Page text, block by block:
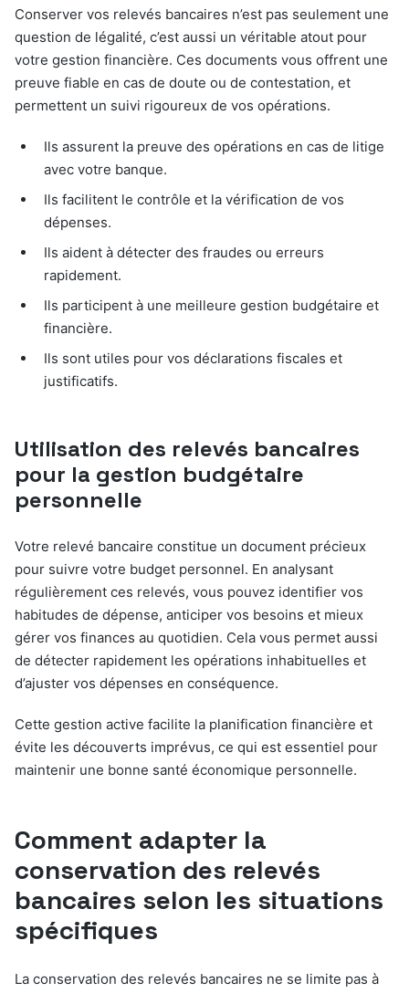
Conserver vos relevés bancaires n’est pas seulement une
question de légalité, c’est aussi un véritable atout pour
votre gestion financière. Ces documents vous offrent une
preuve fiable en cas de doute ou de contestation, et
permettent un suivi rigoureux de vos opérations.
Ils assurent la preuve des opérations en cas de litige
avec votre banque.
Ils facilitent le contrôle et la vérification de vos
dépenses.
Ils aident à détecter des fraudes ou erreurs
rapidement.
Ils participent à une meilleure gestion budgétaire et
financière.
Ils sont utiles pour vos déclarations fiscales et
justificatifs.
Utilisation des relevés bancaires
pour la gestion budgétaire
personnelle
Votre relevé bancaire constitue un document précieux
pour suivre votre budget personnel. En analysant
régulièrement ces relevés, vous pouvez identifier vos
habitudes de dépense, anticiper vos besoins et mieux
gérer vos finances au quotidien. Cela vous permet aussi
de détecter rapidement les opérations inhabituelles et
d’ajuster vos dépenses en conséquence.
Cette gestion active facilite la planification financière et
évite les découverts imprévus, ce qui est essentiel pour
maintenir une bonne santé économique personnelle.
Comment adapter la
conservation des relevés
bancaires selon les situations
spécifiques
La conservation des relevés bancaires ne se limite pas à